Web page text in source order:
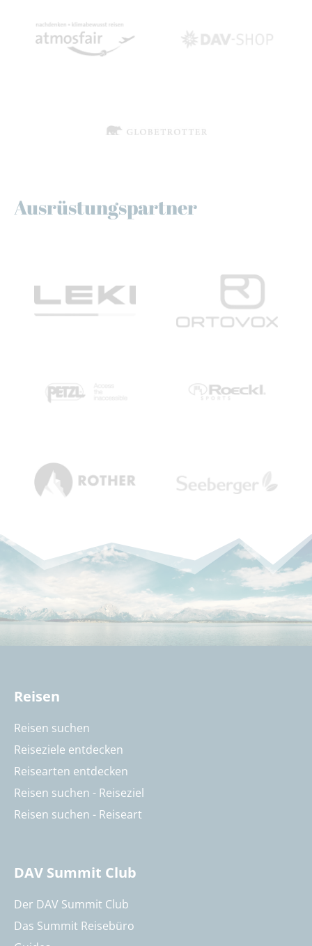
Ausrüstungspartner
Reisen
Reisen suchen
Reiseziele entdecken
Reisearten entdecken
Reisen suchen - Reiseziel
Reisen suchen - Reiseart
DAV Summit Club
Der DAV Summit Club
Das Summit Reisebüro